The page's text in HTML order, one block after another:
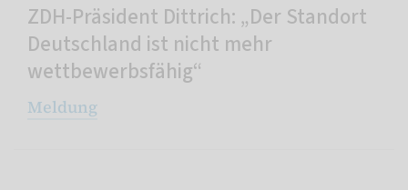
ZDH-Präsident Dittrich: „Der Standort
Deutschland ist nicht mehr
wettbewerbsfähig“
Meldung